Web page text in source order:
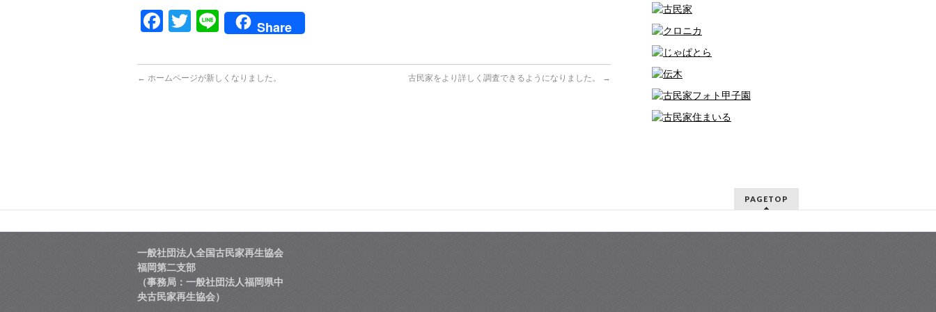
Facebook
Twitter
LineShare
← ホームページが新しくなりました。 古民家をより詳しく調査できるようになりました。 →
PAGETOP
一般社団法人全国古民家再生協会
福岡第二支部
（事務局：一般社団法人福岡県中
央古民家再生協会）